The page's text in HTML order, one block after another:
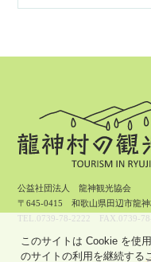
このサイトは Cookie を使
のサイトの利用を継続する
公益社団法人 龍神観光協会
〒645-0415 和歌山県田辺市龍神
TEL.0739-78-2222 FAX.0739-